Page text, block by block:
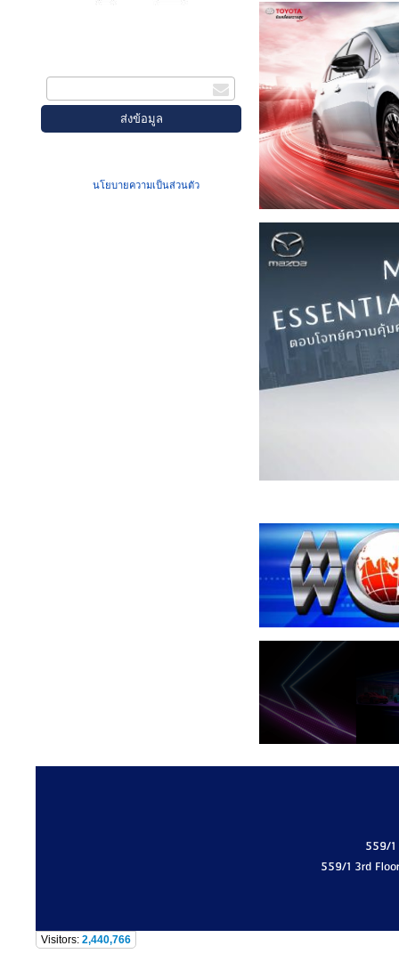
นโยบายความเป็นส่วนตัว
พันธมิตรรายสำคั
ภาคตะวันออกของ
ประเทศไทย จัดตั้
GWM EK Group
Racing Team พร้อ
GWM TANK 300
สู่สนามทดสอบ
สมรรถนะ ความ
แข็งแกร่ง และคว
ทนทานของรถใน
แข่งขันรายการ
Cross Country
2026 (AXCR
(อ่านต่อ)
559/
559/1 3rd
Visitors: 2,440,766